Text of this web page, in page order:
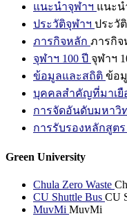
แนะนำจุฬาฯ แนะน
ประวัติจุฬาฯ ประวั
ภารกิจหลัก ภารกิจ
จุฬาฯ 100 ปี จุฬาฯ
ข้อมูลและสถิติ ข้อ
บุคคลสำคัญที่มาเยื
การจัดอันดับมหาวิ
การรับรองหลักสูตร
Green University
Chula Zero Waste
CU Shuttle Bus CU
MuvMi MuvMi